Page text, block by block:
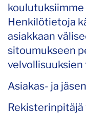
Henkilötietoja
asiakkaan
sitoumukseen
Asiakas- ja